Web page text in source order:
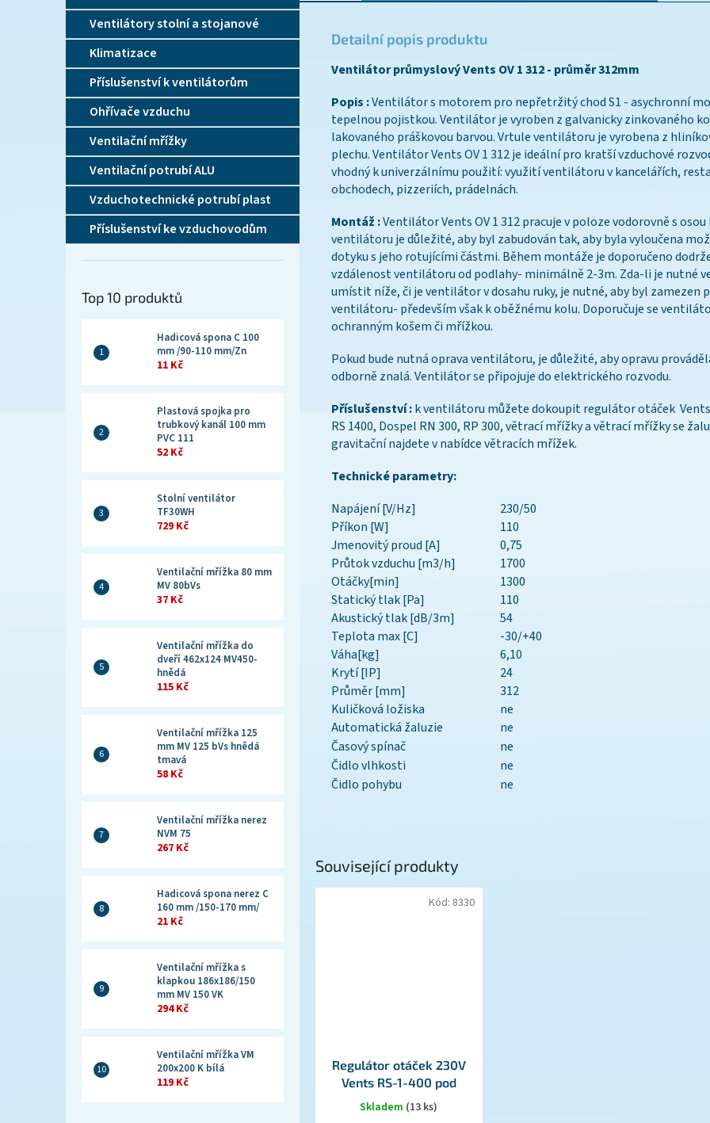
Ventilátory stolní a stojanové
Klimatizace
Příslušenství k ventilátorům
Ohřívače vzduchu
Ventilační mřížky
Ventilační potrubí ALU
Vzduchotechnické potrubí plast
Příslušenství ke vzduchovodům
Top 10 produktů
Hadicová spona C 100
mm /90-110 mm/Zn
11 Kč
Plastová spojka pro
trubkový kanál 100 mm
PVC 111
52 Kč
Stolní ventilátor
TF30WH
729 Kč
Ventilační mřížka 80 mm
MV 80bVs
37 Kč
Ventilační mřížka do
dveří 462x124 MV450-
hnědá
115 Kč
Ventilační mřížka 125
mm MV 125 bVs hnědá
tmavá
58 Kč
Ventilační mřížka nerez
NVM 75
267 Kč
Hadicová spona nerez C
160 mm /150-170 mm/
21 Kč
Ventilační mřížka s
klapkou 186x186/150
mm MV 150 VK
294 Kč
Ventilační mřížka VM
200x200 K bílá
119 Kč
Detailní popis produktu
Ventilátor průmyslový Vents OV 1 312 - průměr 312mm
Popis :Ventilátor s motorem pro nepřetržitý chod S1 - asychronní
tepelnou pojistkou. Ventilátor je vyroben z galvanicky zinkovaného
lakovaného práškovou barvou. Vrtule ventilátoru je vyrobena z
plechu. Ventilátor Vents OV 1 312 je ideální pro kratší vzduchové
vhodný k univerzálnímu použití: využití ventilátoru v kancelářích,
obchodech, pizzeriích, prádelnách.
Montáž :Ventilátor Vents OV 1 312 pracuje v poloze vodorovně s osou
ventilátoru je důležité, aby byl zabudován tak, aby byla vyloučena
dotyku s jeho rotujícími částmi. Během montáže je doporučeno
vzdálenost ventilátoru od podlahy- minimálně 2-3m. Zda-li je nutné
umístit níže, či je ventilátor v dosahu ruky, je nutné, aby byl zamezen
ventilátoru- především však k oběžnému kolu. Doporučuje se
ochranným košem či mřížkou.
Pokud bude nutná oprava ventilátoru, je důležité, aby opravu
odborně znalá. Ventilátor se připojuje do elektrického rozvodu.
Příslušenství :k ventilátoru můžete dokoupit regulátor otáček Vents
RS 1400, Dospel RN 300, RP 300, větrací mřížky a větrací mřížky se
gravitační najdete v nabídce větracích mřížek.
Technické parametry:
Napájení [V/Hz]
230/50
Příkon [W]
110
Jmenovitý proud [A]
0,75
Průtok vzduchu [m3/h]
1700
Otáčky[min]
1300
Statický tlak [Pa]
110
Akustický tlak [dB/3m]
54
Teplota max [C]
-30/+40
Váha[kg]
6,10
Krytí [IP]
24
Průměr [mm]
312
Kuličková ložiska
ne
Automatická žaluzie
ne
Časový spínač
ne
Čidlo vlhkosti
ne
Čidlo pohybu
ne
Související produkty
Regulátor otáček 230V
Vents RS-1-400 pod
omítku
Skladem (13 ks)
Kód: 8330